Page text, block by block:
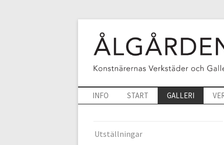
INFO START GALLERI
Utställningar